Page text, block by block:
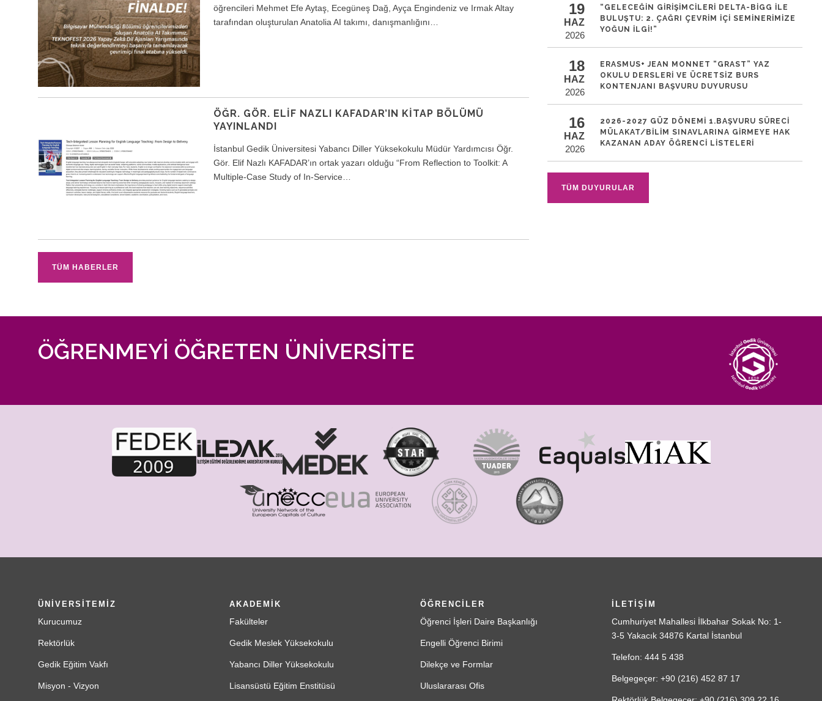
öğrencileri Mehmet Efe Aytaş, Ecegüneş Dağ, Ayça Engindeniz ve Irmak Altay
tarafından oluşturulan Anatolia AI takımı, danışmanlığını…
ÖĞR. GÖR. ELIF NAZLI KAFADAR’IN KITAP BÖLÜMÜ
YAYINLANDI
İstanbul Gedik Üniversitesi Yabancı Diller Yüksekokulu Müdür Yardımcısı Öğr.
Gör. Elif Nazlı KAFADAR’ın ortak yazarı olduğu “From Reflection to Toolkit: A
Multiple-Case Study of In-Service…
TÜM HABERLER
19
HAZ
2026
“GELECEĞIN GIRIŞIMCILERI DELTA-BİGG ILE
BULUŞTU: 2. ÇAĞRI ÇEVRIM IÇI SEMINERIMIZE
YOĞUN İLGI!”
18
HAZ
2026
ERASMUS+ JEAN MONNET “GRAST” YAZ
OKULU DERSLERI VE ÜCRETSIZ BURS
KONTENJANI BAŞVURU DUYURUSU
16
HAZ
2026
2026-2027 GÜZ DÖNEMI 1.BAŞVURU SÜRECI
MÜLAKAT/BILIM SINAVLARINA GIRMEYE HAK
KAZANAN ADAY ÖĞRENCI LISTELERI
TÜM DUYURULAR
ÖĞRENMEYİ ÖĞRETEN ÜNİVERSİTE
ÜNİVERSİTEMİZ
Kurucumuz
Rektörlük
Gedik Eğitim Vakfı
Misyon - Vizyon
AKADEMİK
Fakülteler
Gedik Meslek Yüksekokulu
Yabancı Diller Yüksekokulu
Lisansüstü Eğitim Enstitüsü
ÖĞRENCİLER
Öğrenci İşleri Daire Başkanlığı
Engelli Öğrenci Birimi
Dilekçe ve Formlar
Uluslararası Ofis
İLETİŞİM
Cumhuriyet Mahallesi İlkbahar Sokak No: 1-
3-5 Yakacık 34876 Kartal İstanbul
Telefon: 444 5 438
Belgegeçer: +90 (216) 452 87 17